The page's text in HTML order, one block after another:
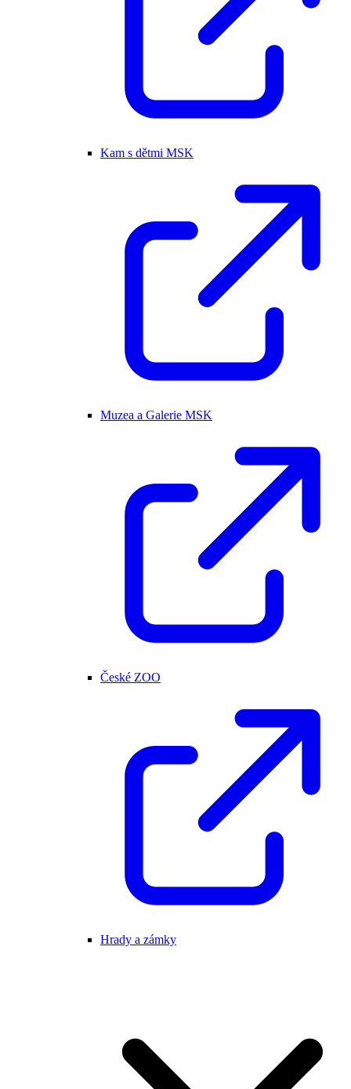
Kam s dětmi MSK
Muzea a Galerie MSK
České ZOO
Hrady a zámky